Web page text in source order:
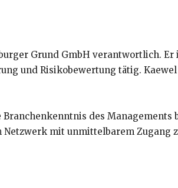
Grund GmbH verantwortlich. Er
und Risikobewertung tätig.
des Managements
mit unmittelbarem Zugang